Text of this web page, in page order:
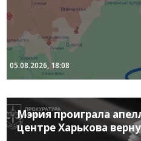
05.08.2026, 18:08
Мэрия проиграла
центре Харькова